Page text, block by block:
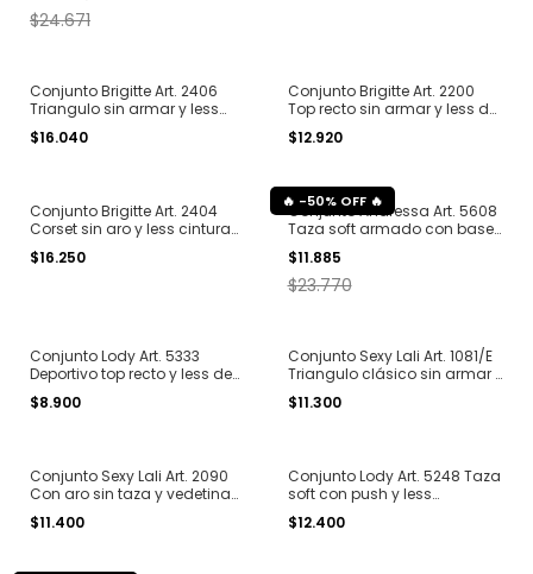
$24.671
Conjunto Brigitte Art. 2406
Triangulo sin armar y less
cintura doble de tul T. 85 al
105
$16.040
Conjunto Brigitte Art. 2200
Top recto sin armar y less de
algodón con elástico
personalizado T. 85 al 105
$12.920
Conjunto Brigitte Art. 2404
Corset sin aro y less cintura
doble de microfibra tul T. 85
al 105
$16.250
Conjunto Andressa Art. 5608
Taza soft armado con base
y less microfibra con detalle
de puntilla T. 85 al 95
$11.885
-50% OFF
$23.770
Conjunto Lody Art. 5333
Deportivo top recto y less de
algodón con elástico
personalizado T. 90 al 110
$8.900
Conjunto Sexy Lali Art. 1081/E
Triangulo clásico sin armar y
less de algodón estampado
T. 85 al 100
$11.300
Conjunto Sexy Lali Art. 2090
Con aro sin taza y vedetina
de algodon T. 90 al 105
$11.400
Conjunto Lody Art. 5248 Taza
soft con push y less
regulable de microfibra
encaje T. 85 al 100
$12.400